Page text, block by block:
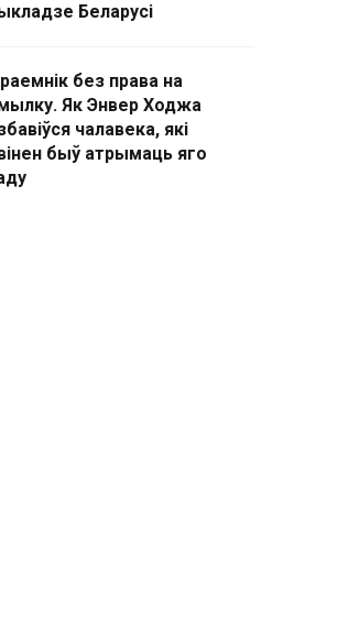
Беларусі
без права на
Як Энвер Ходжа
чалавека, які
быў атрымаць яго